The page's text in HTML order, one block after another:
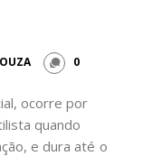
0
ocorre por
quando
e dura até o